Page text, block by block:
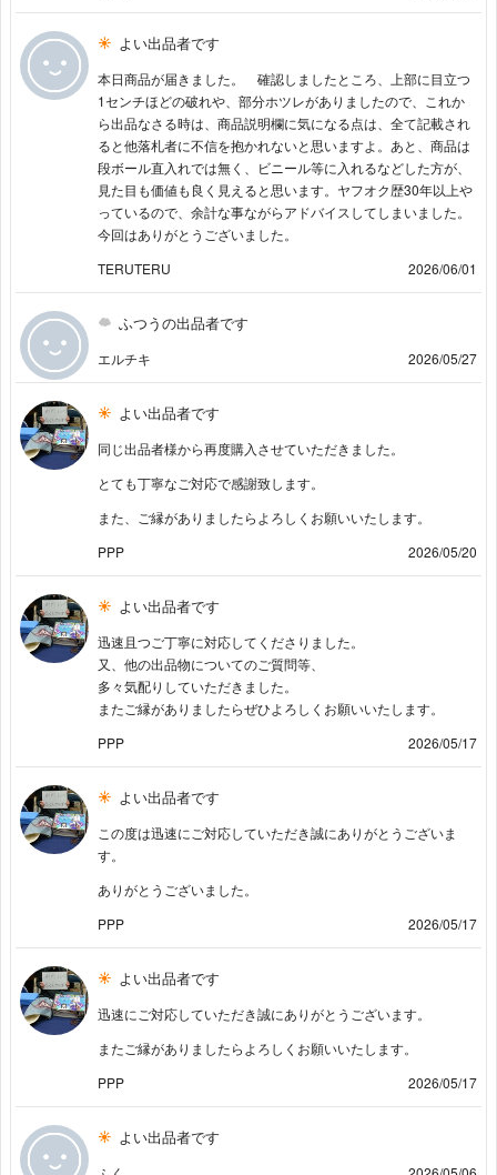
よい出品者です
本日商品が届きました。 確認しましたところ、上部に目立つ
1センチほどの破れや、部分ホツレがありましたので、これか
ら出品なさる時は、商品説明欄に気になる点は、全て記載され
ると他落札者に不信を抱かれないと思いますよ。あと、商品は
段ボール直入れでは無く、ビニール等に入れるなどした方が、
見た目も価値も良く見えると思います。ヤフオク歴30年以上や
っているので、余計な事ながらアドバイスしてしまいました。
今回はありがとうございました。
TERUTERU
2026/06/01
ふつうの出品者です
エルチキ 2026/05/27
よい出品者です
同じ出品者様から再度購入させていただきました。
とても丁寧なご対応で感謝致します。
また、ご縁がありましたらよろしくお願いいたします。
PPP
2026/05/20
よい出品者です
迅速且つご丁寧に対応してくださりました。
又、他の出品物についてのご質問等、
多々気配りしていただきました。
またご縁がありましたらぜひよろしくお願いいたします。
PPP
2026/05/17
よい出品者です
この度は迅速にご対応していただき誠にありがとうございま
す。
ありがとうございました。
PPP
2026/05/17
よい出品者です
迅速にご対応していただき誠にありがとうございます。
またご縁がありましたらよろしくお願いいたします。
PPP
2026/05/17
よい出品者です